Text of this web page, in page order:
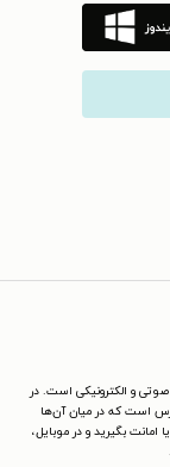
صوتی و الکترونیکی است. در
است که در میان آن‌ها
امانت بگیرید و در موبایل،